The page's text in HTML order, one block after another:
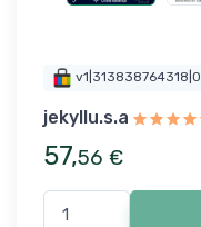
v1|313838764318|0
jekyllu.s.a
57,56 €